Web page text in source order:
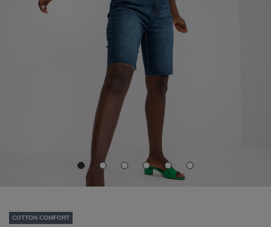
COTTON COMFORT